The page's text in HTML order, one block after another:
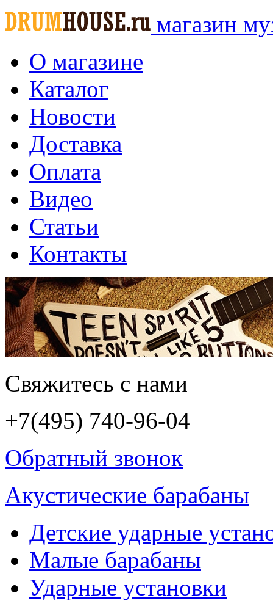
магазин
О магазине
Каталог
Новости
Доставка
Оплата
Видео
Статьи
Контакты
Свяжитесь с нами
+7(495) 740-96-04
Обратный звонок
Акустические барабаны
Детские ударные
Малые барабаны
Ударные установки